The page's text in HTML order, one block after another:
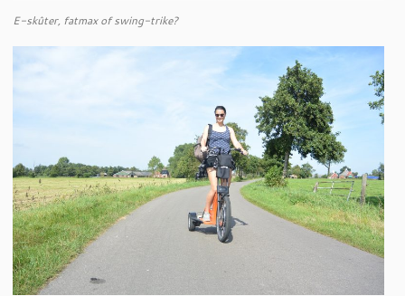
E-skûter, fatmax of swing-trike?